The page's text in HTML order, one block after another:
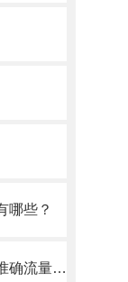
哪些？
SEKO机械隔膜计量泵：实现准确流量的理想选择